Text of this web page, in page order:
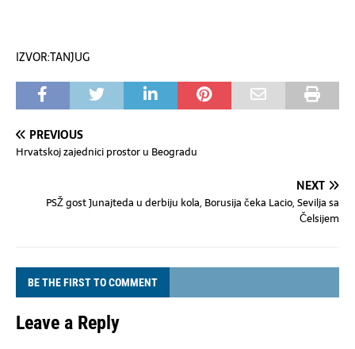
IZVOR:TANJUG
PREVIOUS
Hrvatskoj zajednici prostor u Beogradu
NEXT
PSŽ gost Junajteda u derbiju kola, Borusija čeka Lacio, Sevilja sa
Čelsijem
BE THE FIRST TO COMMENT
Leave a Reply